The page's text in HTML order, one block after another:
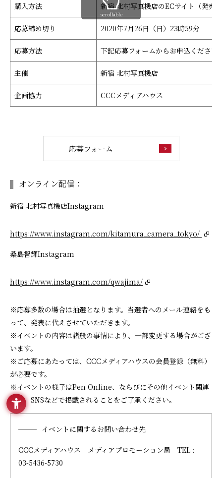
購入方法 新宿 北村写真機店のECサイト（発売
応募締め切り 2020年7月26日（日）23時59分
応募方法 下記応募フォームからお申込ください
主催 新宿 北村写真機店
企画協力 CCCメディアハウス
scrollable
応募フォーム
オンライン配信：
新宿 北村写真機店Instagram
https://www.instagram.com/kitamura_camera_tokyo/
桑島智輝Instagram
https://www.instagram.com/qwajima/
※応募多数の場合は抽選となります。当選者へのメール連絡をも
って、発表に代えさせていただきます。
※イベントの内容は諸般の事情により、一部変更する場合がござ
います。
※ご応募にあたっては、CCCメディアハウスの会員登録（無料）
が必要です。
※イベントの様子はPen Online、ならびにその他イベント関連
媒体、SNSなどで掲載されることをご了承ください。
イベントに関するお問い合わせ先
CCCメディアハウス メディアプロモーション局 TEL :
03-5436-5730